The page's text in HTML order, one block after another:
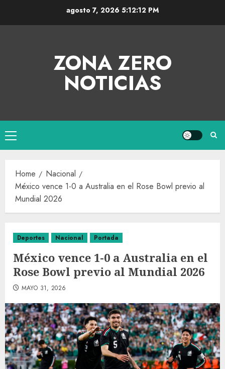
agosto 7, 2026 5:12:13 PM
ZONA ZERO
NOTICIAS
Home
Nacional
México vence 1-0 a Australia en el Rose Bowl previo al
Mundial 2026
Deportes Nacional Portada
México vence 1-0 a Australia en el
Rose Bowl previo al Mundial 2026
MAYO 31, 2026